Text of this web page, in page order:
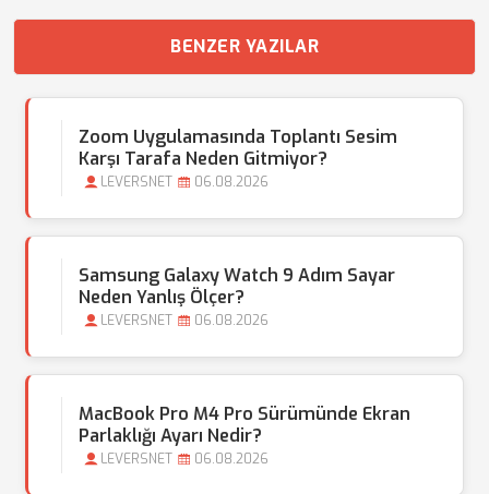
BENZER YAZILAR
Zoom Uygulamasında Toplantı Sesim
Karşı Tarafa Neden Gitmiyor?
LEVERSNET 06.08.2026
Samsung Galaxy Watch 9 Adım Sayar
Neden Yanlış Ölçer?
LEVERSNET 06.08.2026
MacBook Pro M4 Pro Sürümünde Ekran
Parlaklığı Ayarı Nedir?
LEVERSNET 06.08.2026